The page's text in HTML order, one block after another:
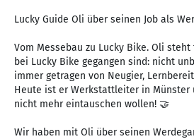
Lucky Guide Oli über seinen Job als
Vom Messebau zu Lucky Bike. Oli
bei Lucky Bike gegangen sind: nicht
immer getragen von Neugier,
Heute ist er Werkstattleiter in Münster
nicht mehr eintauschen wollen! 🤝
Wir haben mit Oli über seinen